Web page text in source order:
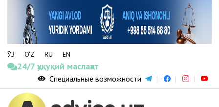
ЎЗ O‘Z RU EN
24/7 ҳуқуқий маслаҳат
Специальные возможности